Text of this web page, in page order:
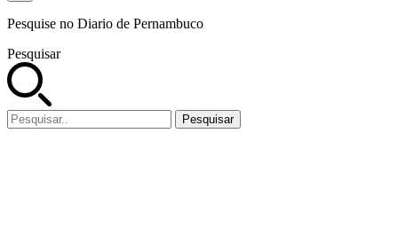
Pesquise no Diario de Pernambuco
Pesquisar
Pesquisar